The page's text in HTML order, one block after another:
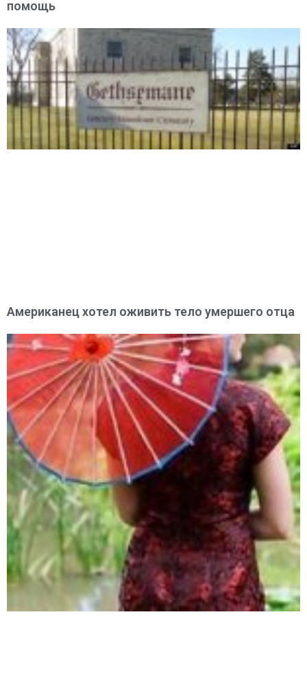
помощь
Американец хотел оживить тело умершего отца